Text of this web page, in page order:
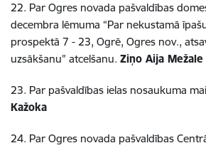
22. Par Ogres novada pašvaldības
decembra lēmuma “Par nekustamā
prospektā 7 - 23, Ogrē, Ogres nov.,
uzsākšanu” atcelšanu. Ziņo Aija Mežale
23. Par pašvaldības ielas nosaukuma
Kažoka
24. Par Ogres novada pašvaldības